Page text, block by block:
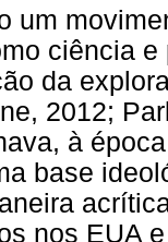
um
ciência
da
2012;
à
base
nos EUA